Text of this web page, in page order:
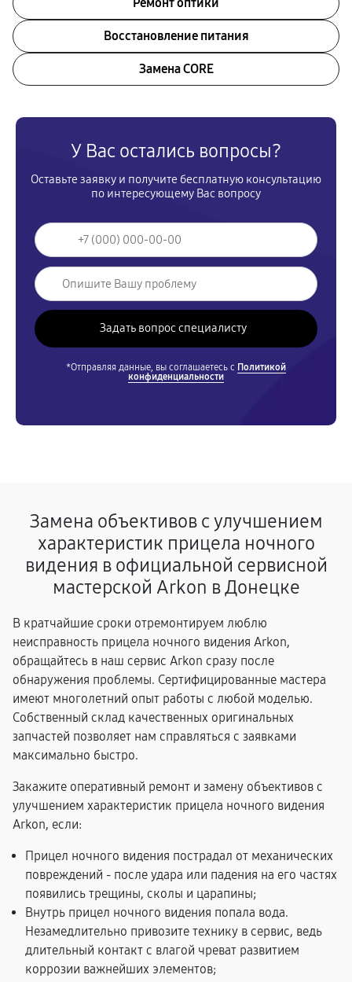
Восстановление питания
Замена CORE
У Вас остались вопросы?
Оставьте заявку и получите бесплатную консультацию
по интересующему Вас вопросу
*Отправляя данные, вы соглашаетесь с Политикой
конфиденциальности
Замена объективов с улучшением
характеристик прицела ночного
видения в официальной сервисной
мастерской Arkon в Донецке
В кратчайшие сроки отремонтируем люблю
неисправность прицела ночного видения Arkon,
обращайтесь в наш сервис Arkon сразу после
обнаружения проблемы. Сертифицированные мастера
имеют многолетний опыт работы с любой моделью.
Собственный склад качественных оригинальных
запчастей позволяет нам справляться с заявками
максимально быстро.
Закажите оперативный ремонт и замену объективов с
улучшением характеристик прицела ночного видения
Arkon, если:
Прицел ночного видения пострадал от механических
повреждений - после удара или падения на его частях
появились трещины, сколы и царапины;
Внутрь прицел ночного видения попала вода.
Незамедлительно привозите технику в сервис, ведь
длительный контакт с влагой чреват развитием
коррозии важнейших элементов;